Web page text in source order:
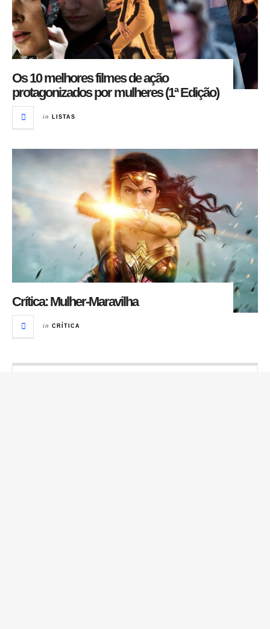
Os 10 melhores filmes de ação
protagonizados por mulheres (1ª Edição)
in LISTAS
Crítica: Mulher-Maravilha
in CRÍTICA